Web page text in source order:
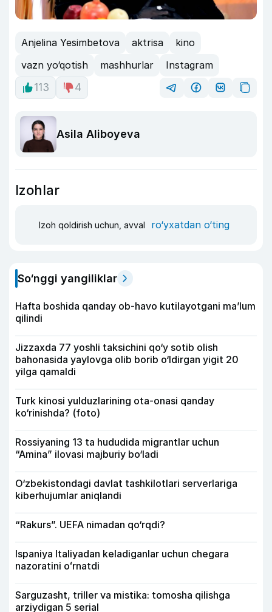
Anjelina Yesimbetova aktrisa
kino
vazn yo‘qotish
mashhurlar
Instagram
113
4
Asila Aliboyeva
Izohlar
Izoh qoldirish uchun, avval ro‘yxatdan o‘ting
So‘nggi yangiliklar
Hafta boshida qanday ob-havo kutilayotgani ma’lum
qilindi
Jizzaxda 77 yoshli taksichini qo‘y sotib olish
bahonasida yaylovga olib borib o‘ldirgan yigit 20
yilga qamaldi
Turk kinosi yulduzlarining ota-onasi qanday
ko‘rinishda? (foto)
Rossiyaning 13 ta hududida migrantlar uchun
“Amina” ilovasi majburiy bo‘ladi
O‘zbekistondagi davlat tashkilotlari serverlariga
kiberhujumlar aniqlandi
“Rakurs”. UEFA nimadan qo‘rqdi?
Ispaniya Italiyadan keladiganlar uchun chegara
nazoratini oʻrnatdi
Sarguzasht, triller va mistika: tomosha qilishga
arziydigan 5 serial